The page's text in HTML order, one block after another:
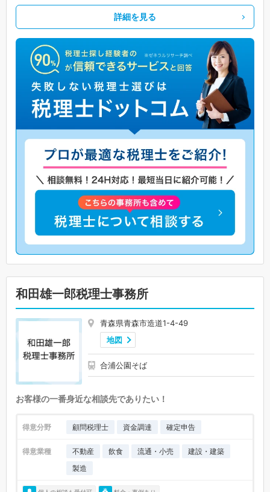
詳細を見る
和田雄一郎税理士事務所
青森県青森市造道1-4-49
地図
合浦公園そば
お客様の一番身近な相談先でありたい！
得意分野 顧問税理士 資金調達 確定申告
得意業種 不動産 飲食 流通・小売
建設・建築
製造